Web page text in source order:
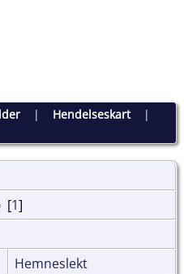
| Hendelseskart|
[1]
Hemneslekt